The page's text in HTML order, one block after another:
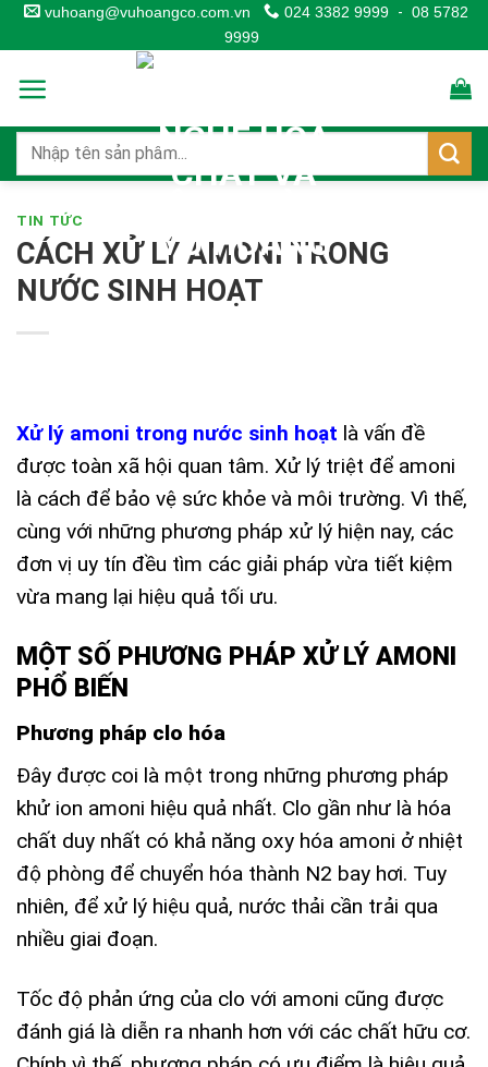
Skip
to
content
vuhoang@vuhoangco.com.vn 024 3382 9999 - 08 5782
9999
TIN TỨC
CÁCH XỬ LÝ AMONI TRONG
NƯỚC SINH HOẠT
Xử lý amoni trong nước sinh hoạt là vấn đề
được toàn xã hội quan tâm. Xử lý triệt để amoni
là cách để bảo vệ sức khỏe và môi trường. Vì thế,
cùng với những phương pháp xử lý hiện nay, các
đơn vị uy tín đều tìm các giải pháp vừa tiết kiệm
vừa mang lại hiệu quả tối ưu.
MỘT SỐ PHƯƠNG PHÁP XỬ LÝ AMONI
PHỔ BIẾN
Phương pháp clo hóa
Đây được coi là một trong những phương pháp
khử ion amoni hiệu quả nhất. Clo gần như là hóa
chất duy nhất có khả năng oxy hóa amoni ở nhiệt
độ phòng để chuyển hóa thành N2 bay hơi. Tuy
nhiên, để xử lý hiệu quả, nước thải cần trải qua
nhiều giai đoạn.
Tốc độ phản ứng của clo với amoni cũng được
đánh giá là diễn ra nhanh hơn với các chất hữu cơ.